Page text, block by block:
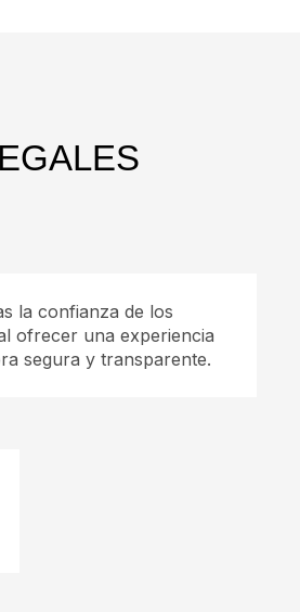
la confianza de los
ofrecer una experiencia
segura y transparente.